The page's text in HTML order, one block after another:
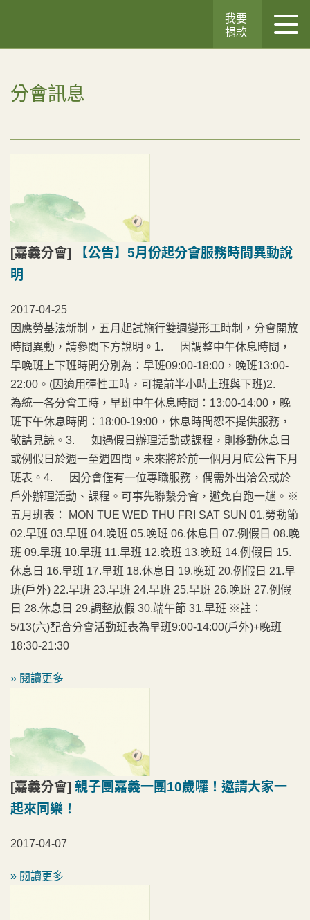
我要
捐款
分會訊息
[嘉義分會]
【公告】5月份起分會服務時間異動說
明
2017-04-25
因應勞基法新制，五月起試施行雙週變形工時制，分會開放
時間異動，請參閱下方說明。1. 因調整中午休息時間，
早晚班上下班時間分別為：早班09:00-18:00，晚班13:00-
22:00。(因適用彈性工時，可提前半小時上班與下班)2.
為統一各分會工時，早班中午休息時間：13:00-14:00，晚
班下午休息時間：18:00-19:00，休息時間恕不提供服務，
敬請見諒。3. 如遇假日辦理活動或課程，則移動休息日
或例假日於週一至週四間。未來將於前一個月月底公告下月
班表。4. 因分會僅有一位專職服務，偶需外出洽公或於
戶外辦理活動、課程。可事先聯繫分會，避免白跑一趟。※
五月班表： MON TUE WED THU FRI SAT SUN 01.勞動節
02.早班 03.早班 04.晚班 05.晚班 06.休息日 07.例假日 08.晚
班 09.早班 10.早班 11.早班 12.晚班 13.晚班 14.例假日 15.
休息日 16.早班 17.早班 18.休息日 19.晚班 20.例假日 21.早
班(戶外) 22.早班 23.早班 24.早班 25.早班 26.晚班 27.例假
日 28.休息日 29.調整放假 30.端午節 31.早班 ※註：
5/13(六)配合分會活動班表為早班9:00-14:00(戶外)+晚班
18:30-21:30
» 閱讀更多
[嘉義分會] 親子團嘉義一團10歲囉！邀請大家一
起來同樂！
2017-04-07
» 閱讀更多